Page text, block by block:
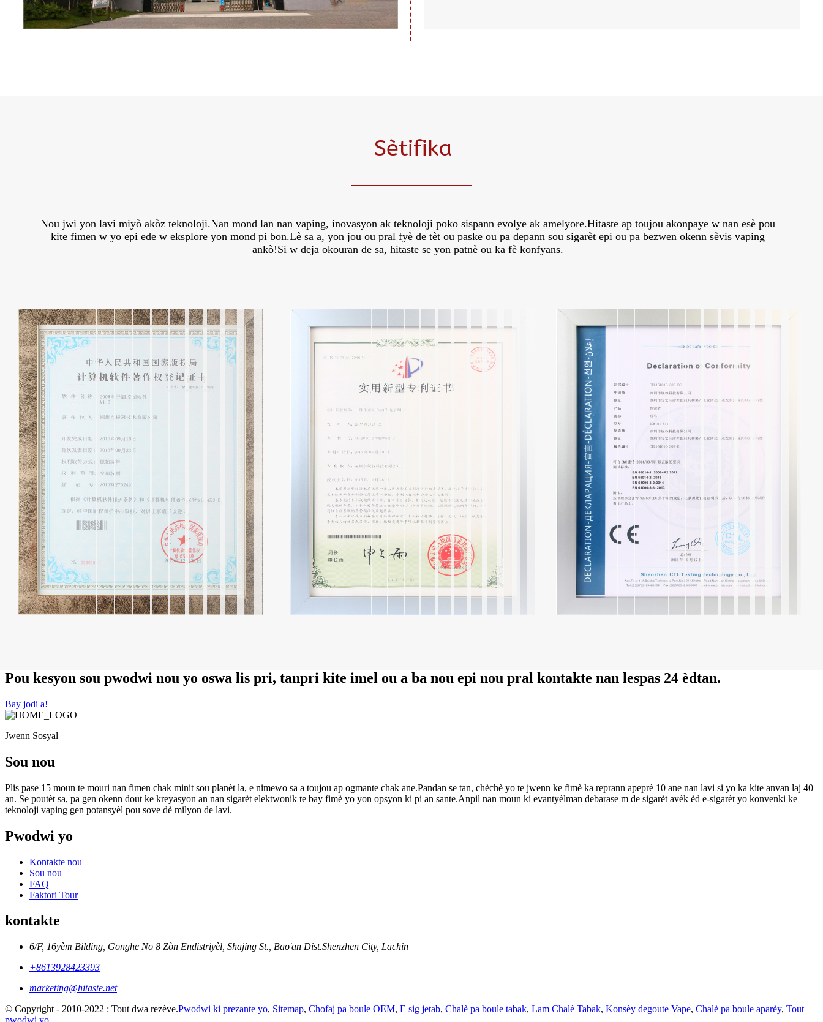
Sètifika
Nou jwi yon lavi miyò akòz teknoloji.Nan mond lan nan vaping, inovasyon ak teknoloji poko sispann evolye ak amelyore.Hitaste ap toujou akonpaye w nan esè pou
kite fimen w yo epi ede w eksplore yon mond pi bon.Lè sa a, yon jou ou pral fyè de tèt ou paske ou pa depann sou sigarèt epi ou pa bezwen okenn sèvis vaping
ankò!Si w deja okouran de sa, hitaste se yon patnè ou ka fè konfyans.
Pou kesyon sou pwodwi nou yo oswa lis pri, tanpri kite imel ou a ba nou epi nou pral kontakte nan lespas 24 èdtan.
Bay jodi a!
Jwenn Sosyal
Sou nou
Plis pase 15 moun te mouri nan fimen chak minit sou planèt la, e nimewo sa a toujou ap ogmante chak ane.Pandan se tan, chèchè yo te jwenn ke fimè ka reprann apeprè 10 ane nan lavi si yo ka kite anvan laj 40
an. Se poutèt sa, pa gen okenn dout ke kreyasyon an nan sigarèt elektwonik te bay fimè yo yon opsyon ki pi an sante.Anpil nan moun ki evantyèlman debarase m de sigarèt avèk èd e-sigarèt yo konvenki ke
teknoloji vaping gen potansyèl pou sove dè milyon de lavi.
Pwodwi yo
Kontakte nou
Sou nou
FAQ
Faktori Tour
kontakte
6/F, 16yèm Bilding, Gonghe No 8 Zòn Endistriyèl, Shajing St., Bao'an Dist.Shenzhen City, Lachin
+8613928423393
marketing@hitaste.net
© Copyright - 2010-2022 : Tout dwa rezève.Pwodwi ki prezante yo, Sitemap, Chofaj pa boule OEM, E sig jetab, Chalè pa boule tabak, Lam Chalè Tabak, Konsèy degoute Vape, Chalè pa boule aparèy, Tout